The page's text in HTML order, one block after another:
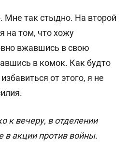
Мне так стыдно. На второй
на том, что хожу
вжавшись в свою
в комок. Как будто
от этого, я не
к вечеру, в отделении
в акции против войны.